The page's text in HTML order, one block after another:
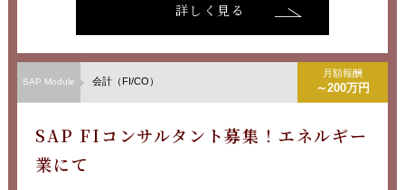
詳しく見る
SAP Module 会計（FI/CO）
月額報酬
～200万円
SAP FIコンサルタント募集！エネルギー
業にて